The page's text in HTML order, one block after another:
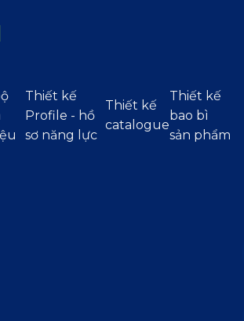
Thiết kế
Profile - hồ
sơ năng lực
Thiết kế
catalogue
Thiết kế
bao bì
sản phẩm